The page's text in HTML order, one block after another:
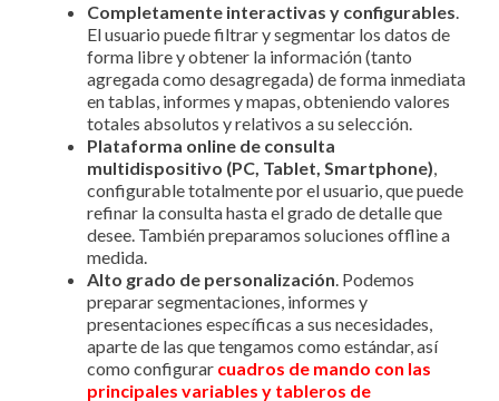
Completamente interactivas y configurables.
El usuario puede filtrar y segmentar los datos de
forma libre y obtener la información (tanto
agregada como desagregada) de forma inmediata
en tablas, informes y mapas, obteniendo valores
totales absolutos y relativos a su selección.
Plataforma online de consulta
multidispositivo (PC, Tablet, Smartphone),
configurable totalmente por el usuario, que puede
refinar la consulta hasta el grado de detalle que
desee. También preparamos soluciones offline a
medida.
Alto grado de personalización. Podemos
preparar segmentaciones, informes y
presentaciones específicas a sus necesidades,
aparte de las que tengamos como estándar, así
como configurar cuadros de mando con las
principales variables y tableros de